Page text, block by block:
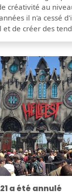
créativité au
il n'a cessé
et de créer des
a été annulé